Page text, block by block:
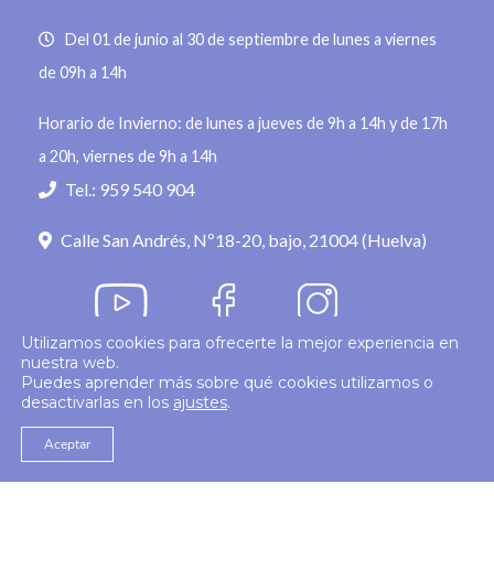
Del 01 de junio al 30 de septiembre de lunes a viernes
de 09h a 14h
Horario de Invierno: de lunes a jueves de 9h a 14h y de 17h
a 20h, viernes de 9h a 14h
Tel.: 959 540 904
Calle San Andrés, Nº18-20, bajo, 21004 (Huelva)
© 2026 Colegio Enfermería Huelva
Utilizamos cookies para ofrecerte la mejor experiencia en
nuestra web.
Puedes aprender más sobre qué cookies utilizamos o
desactivarlas en los ajustes.
Aceptar